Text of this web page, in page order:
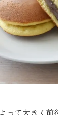
って大きく前